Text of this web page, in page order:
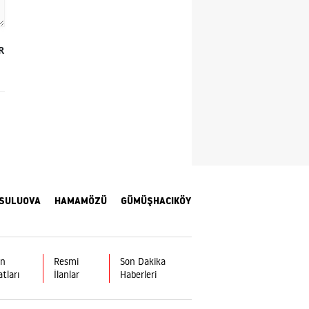
Trabzon
Uşak
HAMAMÖZÜ GÜMÜŞHACIKÖY
Resmi
İlanlar
Son Dakika
Haberleri